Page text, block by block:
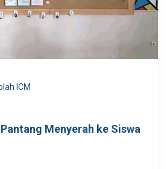
ICM
Menyerah ke Siswa